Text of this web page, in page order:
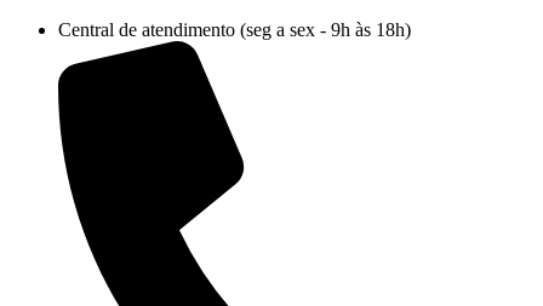
conteúdo
Central de atendimento (seg a sex - 9h às 18h)